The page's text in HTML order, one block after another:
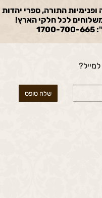
התורה, ספרי יהדות
לכל חלקי הארץ!